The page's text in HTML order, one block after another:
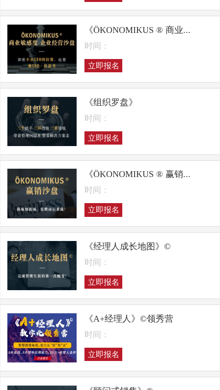
《ÖKONOMIKUS ® 商业...
时间：
立即报名
《组织罗盘》
时间：
立即报名
《ÖKONOMIKUS ® 赢销...
时间：
立即报名
《经理人成长地图》©
时间：
立即报名
《A+经理人》©领秀营
时间：
立即报名